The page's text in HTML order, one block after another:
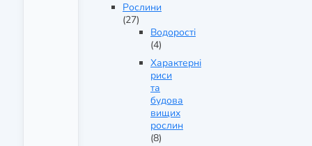
Рослини
(27)
Водорості
(4)
Характерні
риси
та
будова
вищих
рослин
(8)